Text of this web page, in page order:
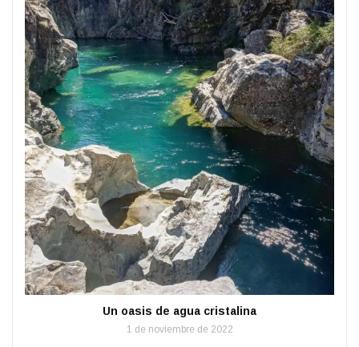
Un oasis de agua cristalina
1 de noviembre de 2022